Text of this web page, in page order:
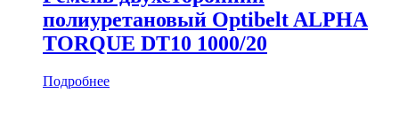
полиуретановый Optibelt ALPHA
TORQUE DT10 1000/20
Подробнее